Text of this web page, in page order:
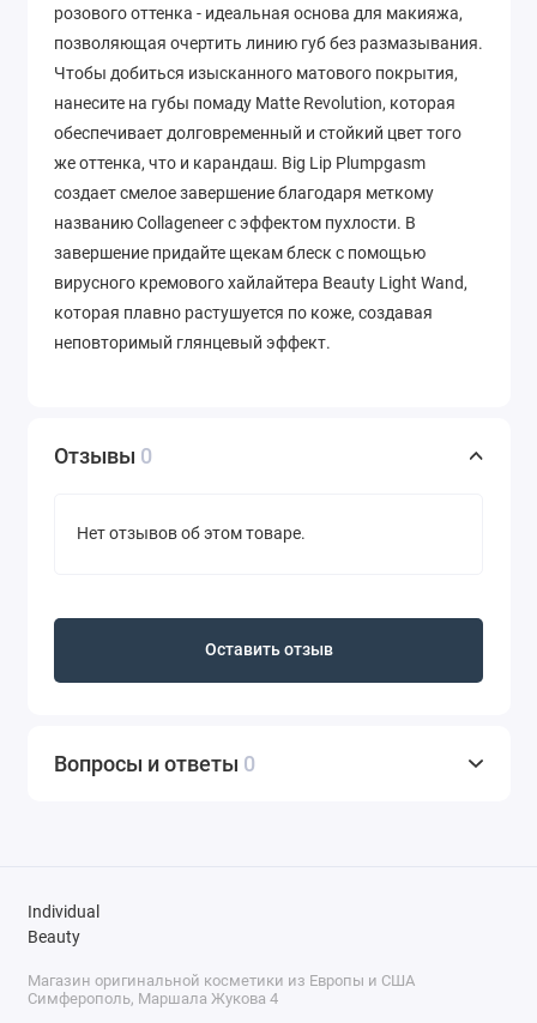
розового оттенка - идеальная основа для макияжа,
позволяющая очертить линию губ без размазывания.
Чтобы добиться изысканного матового покрытия,
нанесите на губы помаду Matte Revolution, которая
обеспечивает долговременный и стойкий цвет того
же оттенка, что и карандаш. Big Lip Plumpgasm
создает смелое завершение благодаря меткому
названию Collageneer с эффектом пухлости. В
завершение придайте щекам блеск с помощью
вирусного кремового хайлайтера Beauty Light Wand,
которая плавно растушуется по коже, создавая
неповторимый глянцевый эффект.
Отзывы 0
Нет отзывов об этом товаре.
Оставить отзыв
Вопросы и ответы 0
Individual
Beauty
Магазин оригинальной косметики из Европы и США
Симферополь, Маршала Жукова 4